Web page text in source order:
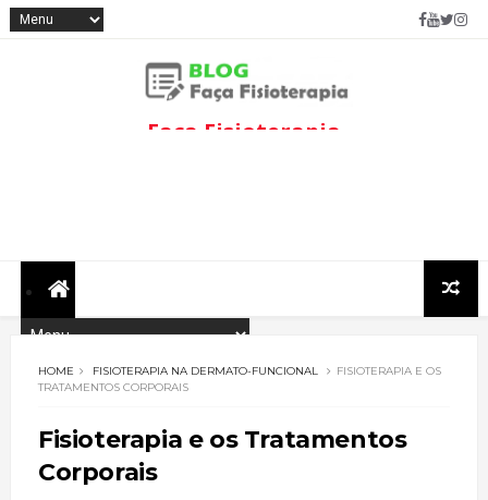
Faça Fisioterapia
HOME FISIOTERAPIA NA DERMATO-FUNCIONAL
FISIOTERAPIA E OS
TRATAMENTOS CORPORAIS
Fisioterapia e os Tratamentos
Corporais